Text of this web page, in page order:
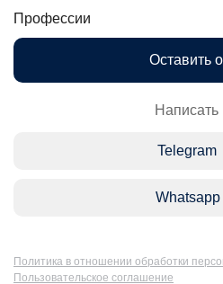
Профессии
Оставить
Написать
Telegram
Whatsapp
Политика в отношении обработки
Пользовательское соглашение